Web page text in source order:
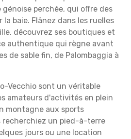
perchée, qui offre des
la baie. Flânez dans les ruelles
découvrez ses boutiques et
authentique qui règne avant
de sable fin, de Palombaggia à
Vecchio sont un véritable
amateurs d'activités en plein
montagne aux sports
recherchiez un pied-à-terre
jours ou une location